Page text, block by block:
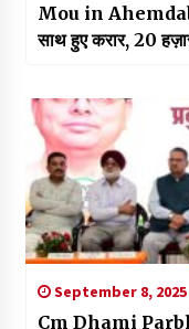
Mou in
साथ हुए करार, 20
September 8, 2025
Cm Dhami